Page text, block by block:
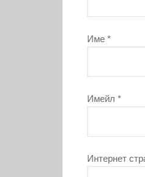
Име *
Имейл *
Интернет